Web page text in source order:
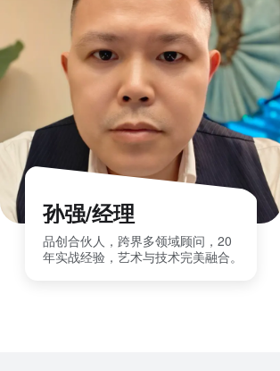
孙强/经理
品创合伙人，跨界多领域顾问，20
年实战经验，艺术与技术完美融合。